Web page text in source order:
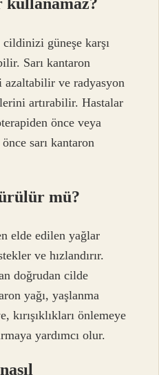
cildinizi güneşe karşı
Sarı kantaron
ve radyasyon
artırabilir. Hastalar
önce veya
sarı kantaron
mü?
elde edilen yağlar
ve hızlandırır.
doğrudan cilde
yağı, yaşlanma
önlemeye
yardımcı olur.